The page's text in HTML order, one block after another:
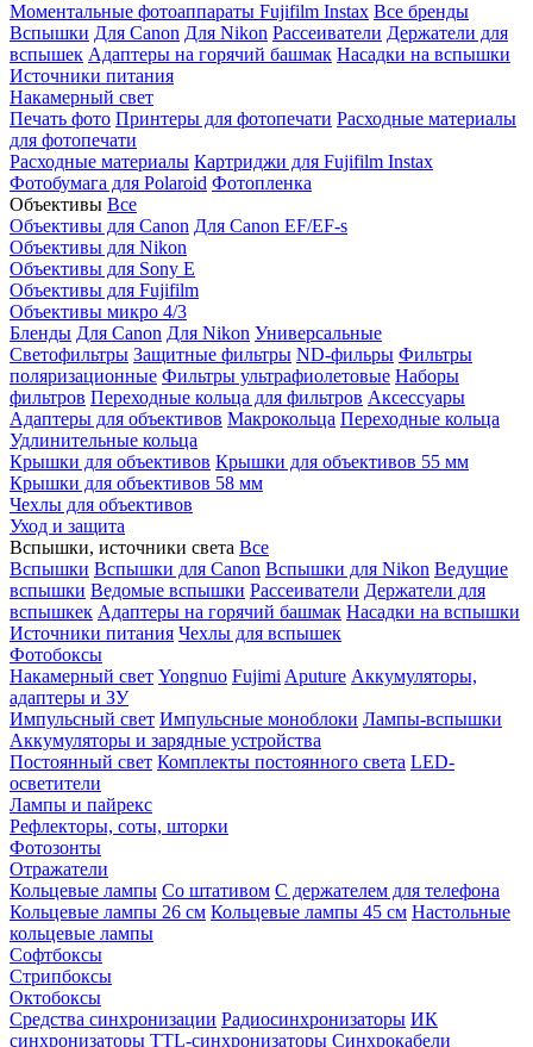
Моментальные фотоаппараты Fujifilm Instax Все бренды
Вспышки Для Canon Для Nikon Рассеиватели Держатели для
вспышек Адаптеры на горячий башмак Насадки на вспышки
Источники питания
Накамерный свет
Печать фото Принтеры для фотопечати Расходные материалы
для фотопечати
Расходные материалы Картриджи для Fujifilm Instax
Фотобумага для Polaroid Фотопленка
Объективы Все
Объективы для Canon Для Canon EF/EF-s
Объективы для Nikon
Объективы для Sony E
Объективы для Fujifilm
Объективы микро 4/3
Бленды Для Canon Для Nikon Универсальные
Светофильтры Защитные фильтры ND-фильры Фильтры
поляризационные Фильтры ультрафиолетовые Наборы
фильтров Переходные кольца для фильтров Аксессуары
Адаптеры для объективов Макрокольца Переходные кольца
Удлинительные кольца
Крышки для объективов Крышки для объективов 55 мм
Крышки для объективов 58 мм
Чехлы для объективов
Уход и защита
Вспышки, источники света Все
Вспышки Вспышки для Canon Вспышки для Nikon Ведущие
вспышки Ведомые вспышки Рассеиватели Держатели для
вспышкек Адаптеры на горячий башмак Насадки на вспышки
Источники питания Чехлы для вспышек
Фотобоксы
Накамерный свет Yongnuo Fujimi Aputure Аккумуляторы,
адаптеры и ЗУ
Импульсный свет Импульсные моноблоки Лампы-вспышки
Аккумуляторы и зарядные устройства
Постоянный свет Комплекты постоянного света LED-
осветители
Лампы и пайрекс
Рефлекторы, соты, шторки
Фотозонты
Отражатели
Кольцевые лампы Со штативом С держателем для телефона
Кольцевые лампы 26 см Кольцевые лампы 45 см Настольные
кольцевые лампы
Софтбоксы
Стрипбоксы
Октобоксы
Средства синхронизации Радиосинхронизаторы ИК
синхронизаторы TTL-синхронизаторы Синхрокабели